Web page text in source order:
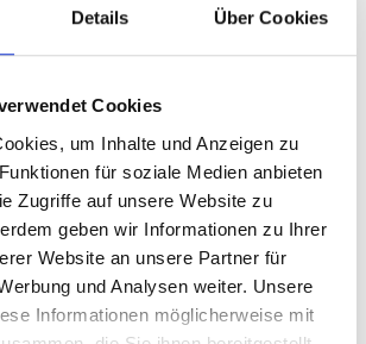
Details Über Cookies
Cookies
um Inhalte und Anzeigen zu
für soziale Medien anbieten
Zugriffe auf unsere Website zu
geben wir Informationen zu Ihrer
Website an unsere Partner für
und Analysen weiter. Unsere
Informationen möglicherweise mit